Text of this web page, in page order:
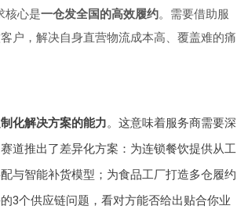
核心是一仓发全国的高效履约。需要借助服
户，解决自身直营物流成本高、覆盖难的痛
化解决方案的能力。这意味着服务商需要深
道推出了差异化方案：为连锁餐饮提供从工
与智能补货模型；为食品工厂打造多仓履约
3个供应链问题，看对方能否给出贴合你业